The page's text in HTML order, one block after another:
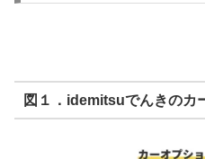
図１．idemitsuでんきのカ